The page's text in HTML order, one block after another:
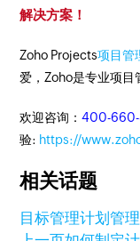
解决方案！
Zoho Projects项目管
爱，Zoho是专业项目
欢迎咨询：400-660-
验: https://
相关话题
目标管理计划管理